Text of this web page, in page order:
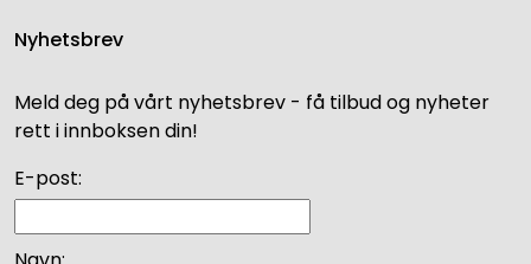
Nyhetsbrev
Meld deg på vårt nyhetsbrev - få tilbud og nyheter
rett i innboksen din!
E-post: